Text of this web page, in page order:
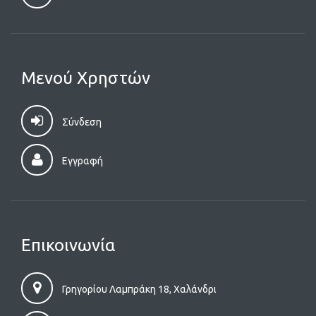
Μενού Χρηστών
Σύνδεση
Εγγραφή
Επικοινωνία
Γρηγορίου Λαμπράκη 18, Χαλάνδρι